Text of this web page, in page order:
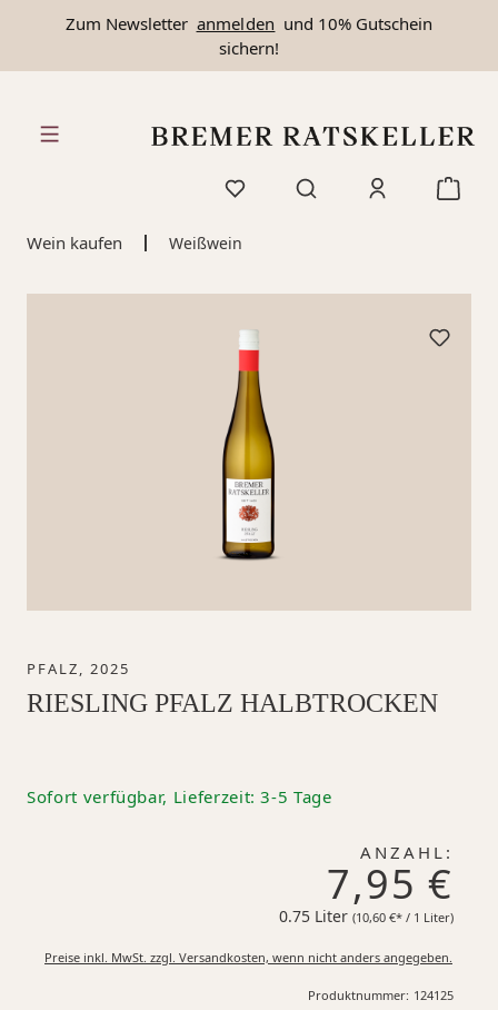
springen
Zum Newsletter anmelden und 10% Gutschein
sichern!
Wein kaufen Weißwein
PFALZ, 2025
RIESLING PFALZ HALBTROCKEN
Sofort verfügbar, Lieferzeit: 3-5 Tage
ANZAHL:
7,95 €
0.75 Liter (10,60 €* / 1 Liter)10,60
Preise inkl. MwSt. zzgl. Versandkosten, wenn nicht anders angegeben.
Produktnummer: 124125